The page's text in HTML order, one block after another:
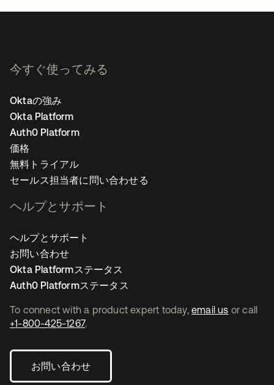
To connect with a product expert today, email us or call
+1-800-425-1267.
お問い合わせ
今すぐ使ってみる
Oktaの強み
Okta Platform
Auth0 Platform
価格
無料トライアル
セールス担当者に問い合わせる
ヘルプとサポート
ヘルプとサポート
お問い合わせ
Okta Platformステータス
Auth0 Platformステータス